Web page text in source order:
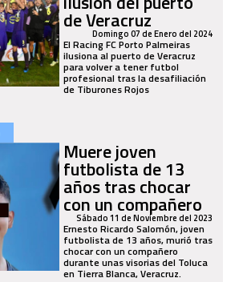
de Veracruz
Domingo 07 de Enero del 2024
El Racing FC Porto Palmeiras
ilusiona al puerto de Veracruz
para volver a tener futbol
profesional tras la desafiliación
de Tiburones Rojos
Muere joven
futbolista de 13
años tras chocar
con un compañero
Sábado 11 de Noviembre del 2023
Ernesto Ricardo Salomón, joven
futbolista de 13 años, murió tras
chocar con un compañero
durante unas visorias del Toluca
en Tierra Blanca, Veracruz.